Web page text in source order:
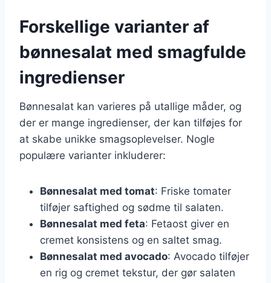
Forskellige varianter af
bønnesalat med smagfulde
ingredienser
Bønnesalat kan varieres på utallige måder, og
der er mange ingredienser, der kan tilføjes for
at skabe unikke smagsoplevelser. Nogle
populære varianter inkluderer:
Bønnesalat med tomat: Friske tomater
tilføjer saftighed og sødme til salaten.
Bønnesalat med feta: Fetaost giver en
cremet konsistens og en saltet smag.
Bønnesalat med avocado: Avocado tilføjer
en rig og cremet tekstur, der gør salaten